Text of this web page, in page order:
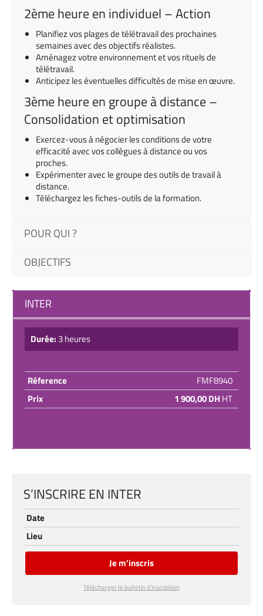
2ème heure en individuel – Action
Planifiez vos plages de télétravail des prochaines
semaines avec des objectifs réalistes.
Aménagez votre environnement et vos rituels de
télétravail.
Anticipez les éventuelles difficultés de mise en œuvre.
3ème heure en groupe à distance –
Consolidation et optimisation
Exercez-vous à négocier les conditions de votre
efficacité avec vos collègues à distance ou vos
proches.
Expérimenter avec le groupe des outils de travail à
distance.
Téléchargez les fiches-outils de la formation.
POUR QUI ?
OBJECTIFS
INTER
Durée: 3 heures
Réference
FMF8940
Prix
1 900,00 DH HT
S’INSCRIRE EN INTER
Date
Lieu
Je m’inscris
Télécharger le bulletin d’inscription